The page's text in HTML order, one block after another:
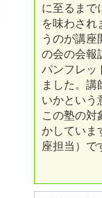
に至るまで
を味わされ
うのが講
の会の会報
パンフレッ
ました。
いかという
この塾の対
かしていま
座担当）で